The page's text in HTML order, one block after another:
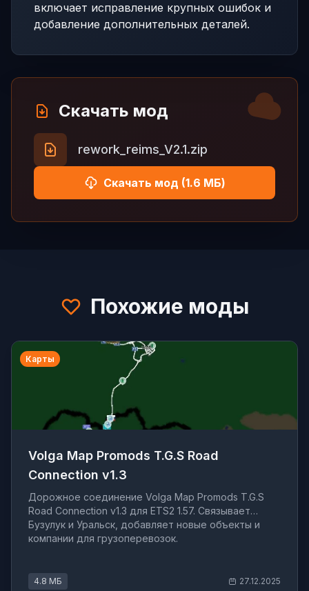
включает исправление крупных ошибок и
добавление дополнительных деталей.
Скачать мод
rework_reims_V2.1.zip
Скачать мод (1.6 МБ)
Похожие моды
Карты
Volga Map Promods T.G.S Road
Connection v1.3
Дорожное соединение Volga Map Promods T.G.S
Road Connection v1.3 для ETS2 1.57. Связывает
Бузулук и Уральск, добавляет новые объекты и
компании для грузоперевозок.
4.8 МБ 27.12.2025